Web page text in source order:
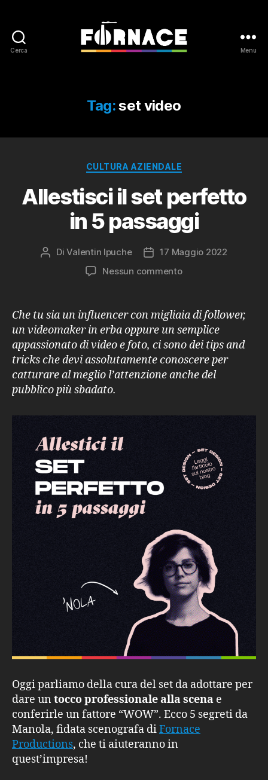
Cerca Menu
Tag:set video
Categorie
CULTURA AZIENDALE
Allestisci il set perfetto
in 5 passaggi
Autore
DiValentin Ipuche
Data17 Maggio 2022
Nessun commentosu
set
perfetto
in
5
passaggi
Che tu sia un influencer con migliaia di follower,
un videomaker in erba oppure un semplice
appassionato di video e foto, ci sono dei tips and
tricks che devi assolutamente conoscere per
catturare al meglio l’attenzione anche del
pubblico più sbadato.
Oggi parliamo della cura del set da adottare per
dare un tocco professionale alla scena e
conferirle un fattore “WOW”. Ecco 5 segreti da
Manola, fidata scenografa diFornace
Productions, che ti aiuteranno in
quest’impresa!